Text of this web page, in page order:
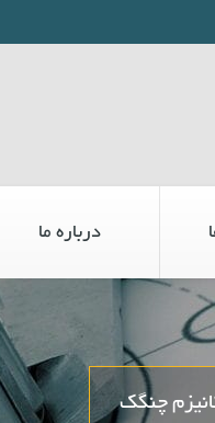
درباره ما
چنگک